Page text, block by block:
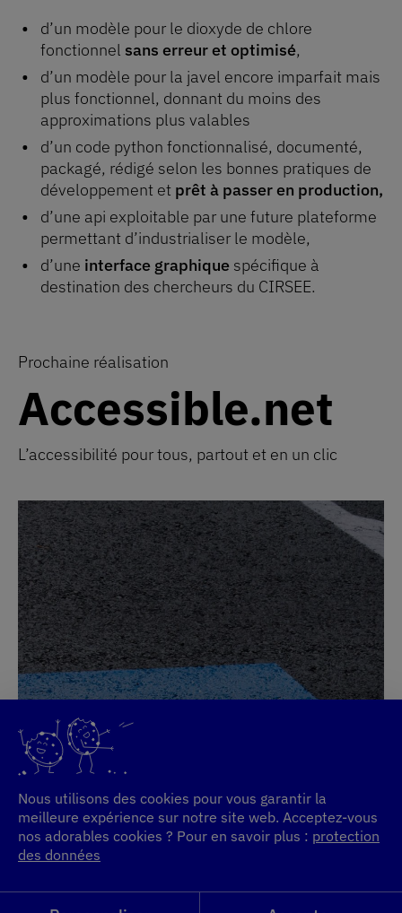
d’un modèle pour le dioxyde de chlore
fonctionnel sans erreur et optimisé,
d’un modèle pour la javel encore imparfait mais
plus fonctionnel, donnant du moins des
approximations plus valables
d’un code python fonctionnalisé, documenté,
packagé, rédigé selon les bonnes pratiques de
développement et prêt à passer en production,
d’une api exploitable par une future plateforme
permettant d’industrialiser le modèle,
d’une interface graphique spécifique à
destination des chercheurs du CIRSEE.
Prochaine réalisation
Accessible.net
L’accessibilité pour tous, partout et en un clic
Accessible.net
L’accessibilité pour tous, partout et en un clic
Nous utilisons des cookies pour vous garantir la
meilleure expérience sur notre site web. Acceptez-vous
nos adorables cookies ? Pour en savoir plus : protection
des données